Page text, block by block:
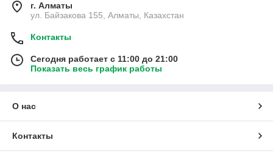
г. Алматы
ул. Байзакова 155, Алматы, Казахстан
Контакты
Сегодня работает с 11:00 до 21:00
Показать весь график работы
О нас
Контакты